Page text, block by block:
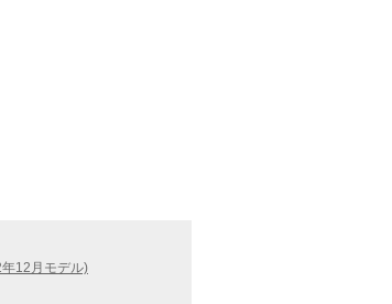
12月モデル)